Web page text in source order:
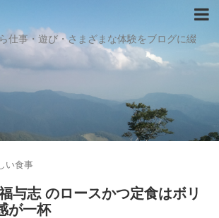
仕事・遊び・さまざまな体験をブログに綴
い食事
与志 のロースかつ定食はボリ
が一杯